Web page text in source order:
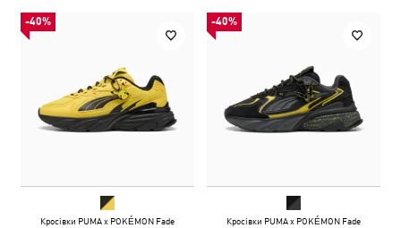
-40%
Кросівки PUMA x POKÉMON Fade
-40%
Кросівки PUMA x POKÉMON Fade